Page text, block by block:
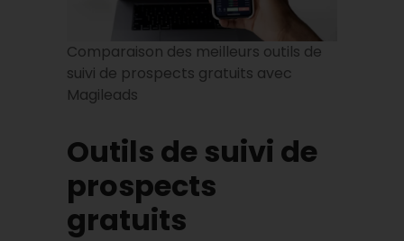
Comparaison des meilleurs outils de
suivi de prospects gratuits avec
Magileads
Outils de suivi de
prospects
gratuits